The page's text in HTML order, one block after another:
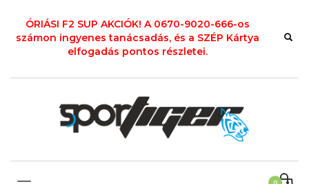
ÓRIÁSI F2 SUP AKCIÓK! A 0670-9020-666-os
számon ingyenes tanácsadás, és a SZÉP Kártya
elfogadás pontos részletei.